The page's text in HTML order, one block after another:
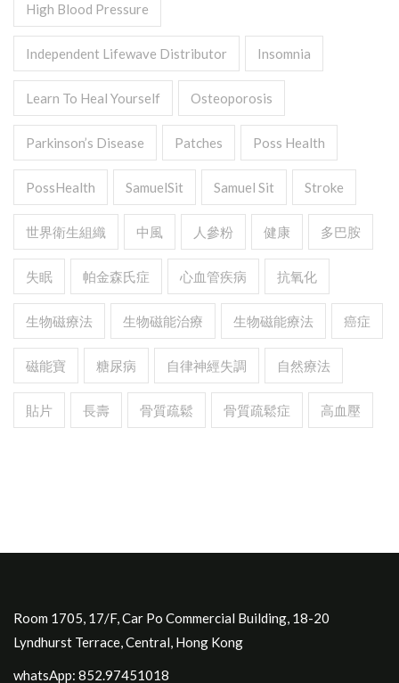
High Blood Pressure
Independent Lifewave Distributor Insomnia
Learn To Heal Yourself Osteoporosis
Parkinson’s Disease Patches Poss Health
PossHealth SamuelSit Samuel Sit Stroke
世界衛生組織 中風 人參粉 健康 多巴胺
失眠 帕金森氏症 心血管疾病 抗氧化
生物磁療法 生物磁能治療 生物磁能療法 癌症
磁能寶 糖尿病 自律神經失調 自然療法
貼片 長壽 骨質疏鬆 骨質疏鬆症 高血壓
Room 1705, 17/F, Car Po Commercial Building, 18-20
Lyndhurst Terrace, Central, Hong Kong
whatsApp: 852.97451018